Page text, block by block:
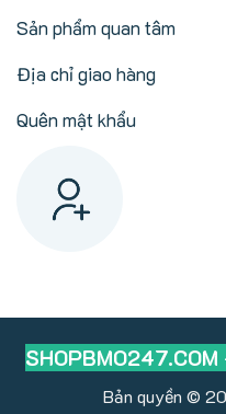
Sản phẩm quan tâm
Địa chỉ giao hàng
Quên mật khẩu
Bản quyền ©